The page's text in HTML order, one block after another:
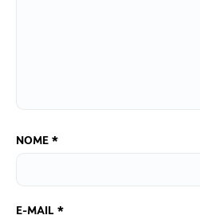
NOME *
E-MAIL *